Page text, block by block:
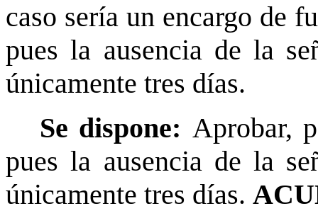
caso sería un encargo de
pues la ausencia de la
únicamente tres días.
Se dispone: Aprobar,
pues la ausencia de la
únicamente tres días.